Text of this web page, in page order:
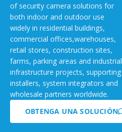
of security camera solutions for
both indoor and outdoor use
widely in residential buildings,
commercial offices,warehouses,
retail stores, construction sites,
farms, parking areas and industrial
infrastructure projects, supporting
installers, system integrators and
wholesale partners worldwide.
OBTENGA UNA SOLUCIÓN